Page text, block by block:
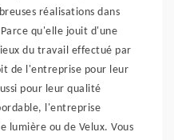
réalisations dans
qu'elle jouit d'une
du travail effectué par
de l'entreprise pour leur
pour leur qualité
l'entreprise
lumière ou de Velux. Vous